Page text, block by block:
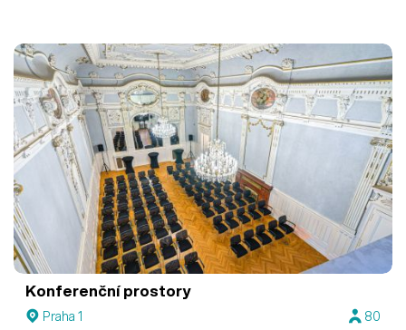
Konferenční prostory
Praha 1
80